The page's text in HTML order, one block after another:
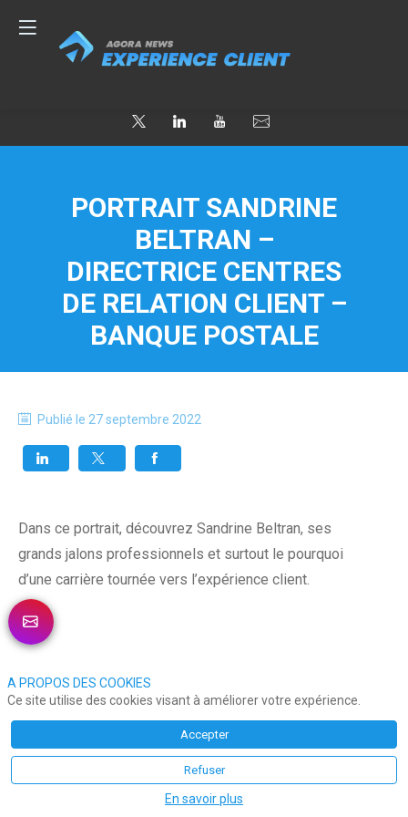
PORTRAIT SANDRINE
BELTRAN –
DIRECTRICE CENTRES
DE RELATION CLIENT –
BANQUE POSTALE
Publié le 27 septembre 2022
Dans ce portrait, découvrez Sandrine Beltran, ses
grands jalons professionnels et surtout le pourquoi
d’une carrière tournée vers l’expérience client.
A LA UNE
LES SOLUTIONS DE LA PAUSE CX
A PROPOS DES COOKIES
Ce site utilise des cookies visant à améliorer votre expérience.
Accepter
Refuser
En savoir plus